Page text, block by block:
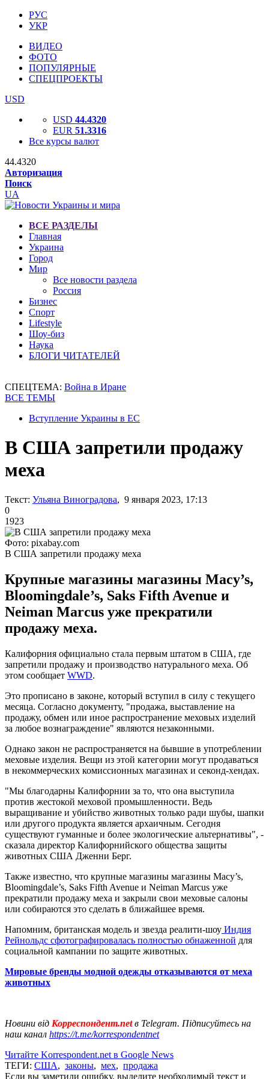
РУС
УКР
ВИДЕО
ФОТО
ПОПУЛЯРНЫЕ
СПЕЦПРОЕКТЫ
USD
USD 44.4320
EUR 51.3316
Все курсы валют
44.4320
Авторизация
Поиск
UA
ВСЕ РАЗДЕЛЫ
Главная
Украина
Город
Мир
Все новости раздела
Россия
Бизнес
Спорт
Lifestyle
Шоу-биз
Наука
БЛОГИ ЧИТАТЕЛЕЙ
СПЕЦТЕМА: Война в Иране
ВСЕ ТЕМЫ
Вступление Украины в ЕС
В США запретили продажу
меха
Текст: Ульяна Виноградова, 9 января 2023, 17:13
0
1923
Фото: pixabay.com
В США запретили продажу меха
Крупные магазины магазины Macy’s,
Bloomingdale’s, Saks Fifth Avenue и
Neiman Marcus уже прекратили
продажу меха.
Калифорния официально стала первым штатом в США, где
запретили продажу и производство натурального меха. Об
этом сообщает WWD.
Это прописано в законе, который вступил в силу с текущего
месяца. Согласно документу, "продажа, выставление на
продажу, обмен или иное распространение меховых изделий
за любое вознаграждение" являются незаконными.
Однако закон не распространяется на бывшие в употреблении
меховые изделия. Вещи из этой категории могут продаваться
в некоммерческих комиссионных магазинах и секонд-хендах.
"Мы благодарны Калифорнии за то, что она выступила
против жестокой меховой промышленности. Ведь
выращивание и убийство животных только ради шубы, шапки
или другого продукта является архаичным. Сегодня
существуют гуманные и более экологические альтернативы", -
сказала директор Калифорнийского общества защиты
животных США Дженни Берг.
Также известно, что крупные магазины магазины Macy’s,
Bloomingdale’s, Saks Fifth Avenue и Neiman Marcus уже
прекратили продажу меха и закрыли свои меховые салоны
или собираются это сделать в ближайшее время.
Напомним, британская модель и звезда реалити-шоу Индия
Рейнольдс сфотографировалась полностью обнаженной для
социальной кампании по защите животных.
Мировые бренды модной одежды отказываются от меха
животных
Новини від Корреспондент.netв Telegram. Підписуйтесь на
наш канал https://t.me/korrespondentnet
Читайте Korrespondent.net в Google News
ТЕГИ: США, законы, мех, продажа
Если вы заметили ошибку, выделите необходимый текст и